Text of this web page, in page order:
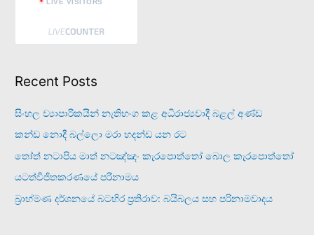
Recent Posts
සිංහල ව්‍යාපාරිකයින් නැතිභංග කළ අධිරාජ්‍යවාදී බළල් අණ්ඩ
කන්ඩ නොදී බල්ලො මරා හදන්ඩ යන රට
තෝත් නටාපිය මාත් නටඤ්ඤං කැරපොත්තෝ බොල කැරපොත්තෝ
යටත්විජිතකරණයේ පරිනාමය
බ්‍රාහ්මණ දර්ශනයේ බටහිර ප්‍රතිරාව: බයිබලය සහ පරිනාමවාදය